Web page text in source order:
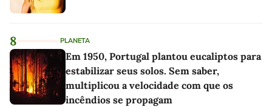
8 PLANETA
Em 1950, Portugal plantou eucaliptos para
estabilizar seus solos. Sem saber,
multiplicou a velocidade com que os
incêndios se propagam